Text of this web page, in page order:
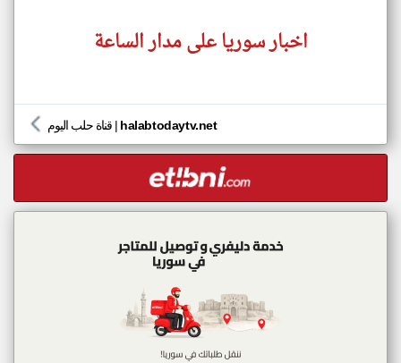
اخبار سوريا على مدار الساعة
قناة حلب اليوم | halabtodaytv.net